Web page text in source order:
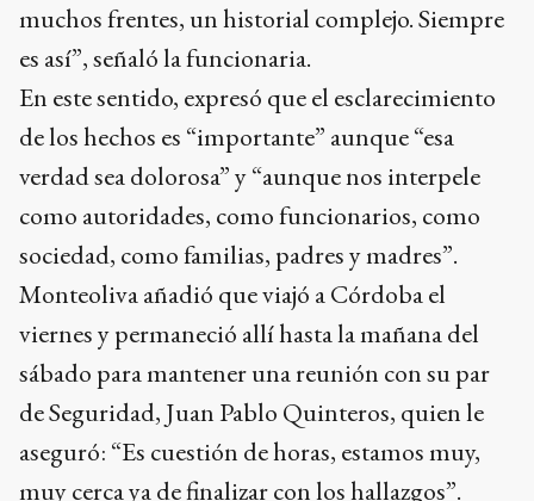
muchos frentes, un historial complejo. Siempre
es así”, señaló la funcionaria.
En este sentido, expresó que el esclarecimiento
de los hechos es “importante” aunque “esa
verdad sea dolorosa” y “aunque nos interpele
como autoridades, como funcionarios, como
sociedad, como familias, padres y madres”.
Monteoliva añadió que viajó a Córdoba el
viernes y permaneció allí hasta la mañana del
sábado para mantener una reunión con su par
de Seguridad, Juan Pablo Quinteros, quien le
aseguró: “Es cuestión de horas, estamos muy,
muy cerca ya de finalizar con los hallazgos”.